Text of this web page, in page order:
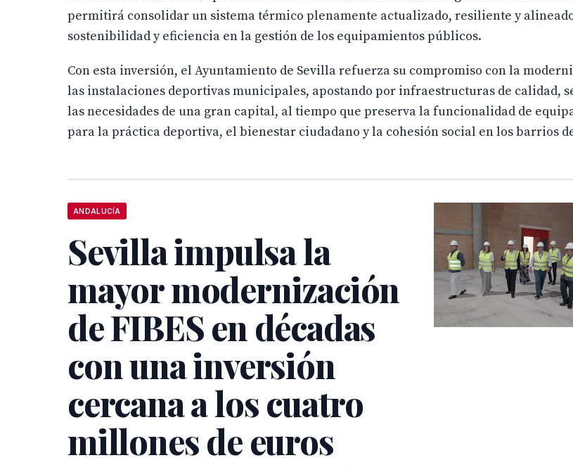
permitirá consolidar un sistema térmico plenamente actualizado, resiliente y
sostenibilidad y eficiencia en la gestión de los equipamientos públicos.
Con esta inversión, el Ayuntamiento de Sevilla refuerza su compromiso con la
las instalaciones deportivas municipales, apostando por infraestructuras de calidad,
las necesidades de una gran capital, al tiempo que preserva la funcionalidad de
para la práctica deportiva, el bienestar ciudadano y la cohesión social en los barrios
ANDALUCÍA
Sevilla impulsa la
mayor modernización
de FIBES en décadas
con una inversión
cercana a los cuatro
millones de euros